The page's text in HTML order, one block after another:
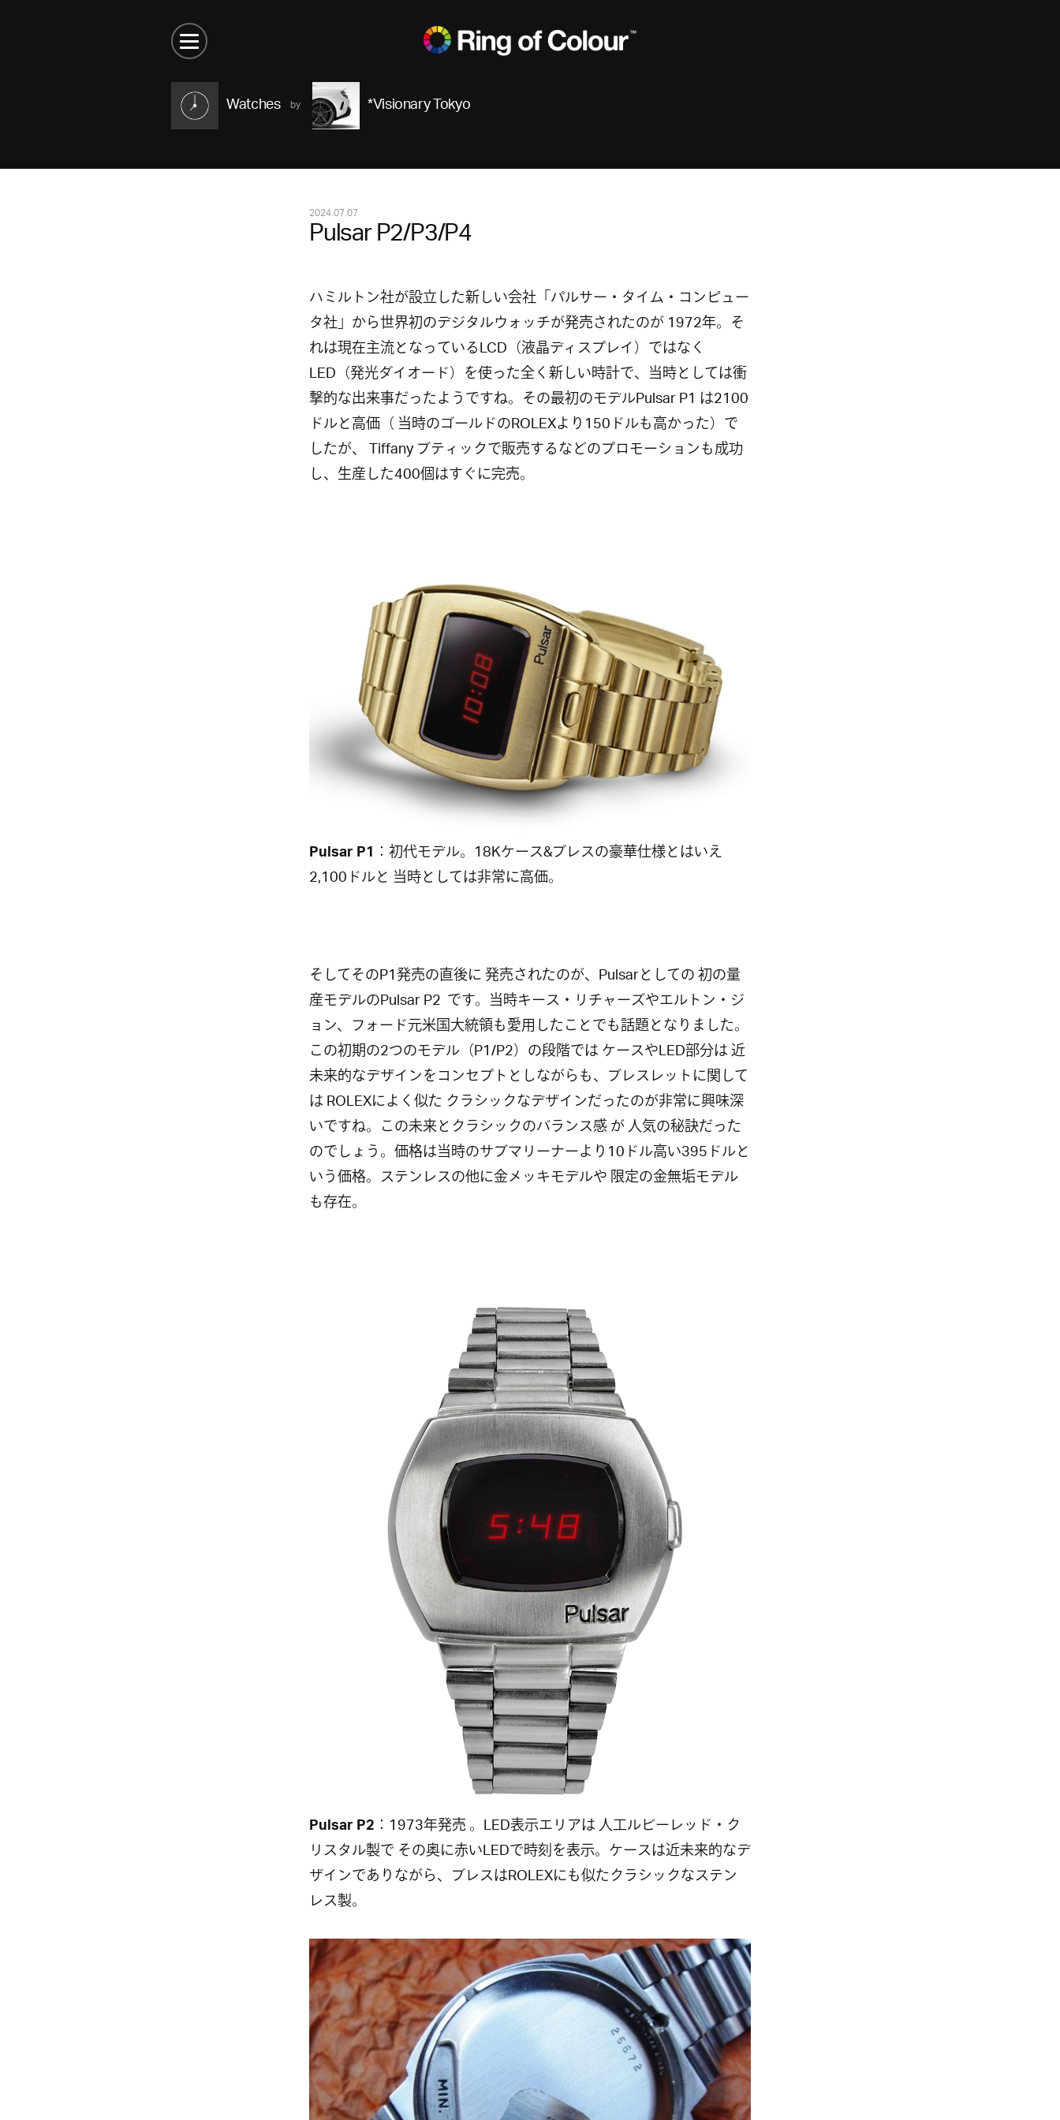
Watches *Visionary Tokyo
2024.07.07
Pulsar P2/P3/P4
ハミルトン社が設立した新しい会社「パルサー・タイム・コンピュー
タ社」から世界初のデジタルウォッチが発売されたのが 1972年。そ
れは現在主流となっているLCD（液晶ディスプレイ）ではなく
LED（発光ダイオード）を使った全く新しい時計で、当時としては衝
撃的な出来事だったようですね。その最初のモデルPulsar P1 は2100
ドルと高価（ 当時のゴールドのROLEXより150ドルも高かった）で
したが、 Tiffany ブティックで販売するなどのプロモーションも成功
し、生産した400個はすぐに完売。
Pulsar P1 ：初代モデル。18Kケース&ブレスの豪華仕様とはいえ
2,100ドルと 当時としては非常に高価。
そしてそのP1発売の直後に 発売されたのが、Pulsarとしての 初の量
産モデルのPulsar P2 です。当時キース・リチャーズやエルトン・ジ
ョン、フォード元米国大統領も愛用したことでも話題となりました。
この初期の2つのモデル（P1/P2）の段階では ケースやLED部分は 近
未来的なデザインをコンセプトとしながらも、ブレスレットに関して
は ROLEXによく似た クラシックなデザインだったのが非常に興味深
いですね。この未来とクラシックのバランス感 が 人気の秘訣だった
のでしょう。価格は当時のサブマリーナーより10ドル高い395ドルと
いう価格。ステンレスの他に金メッキモデルや 限定の金無垢モデル
も存在。
Pulsar P2 ：1973年発売 。LED表示エリアは 人工ルビーレッド・ク
リスタル製で その奥に赤いLEDで時刻を表示。ケースは近未来的なデ
ザインでありながら、ブレスはROLEXにも似たクラシックなステン
レス製。